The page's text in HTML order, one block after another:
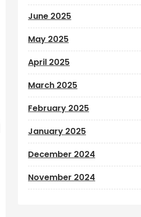
June 2025
May 2025
April 2025
March 2025
February 2025
January 2025
December 2024
November 2024